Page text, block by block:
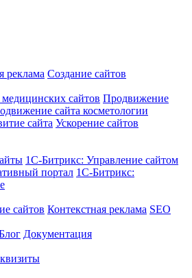
реклама Создание сайтов
сайтов Продвижение
сайта косметологии
сайта Ускорение сайтов
1С-Битрикс: Управление сайтом
портал 1С-Битрикс:
сайтов Контекстная реклама SEO
Документация